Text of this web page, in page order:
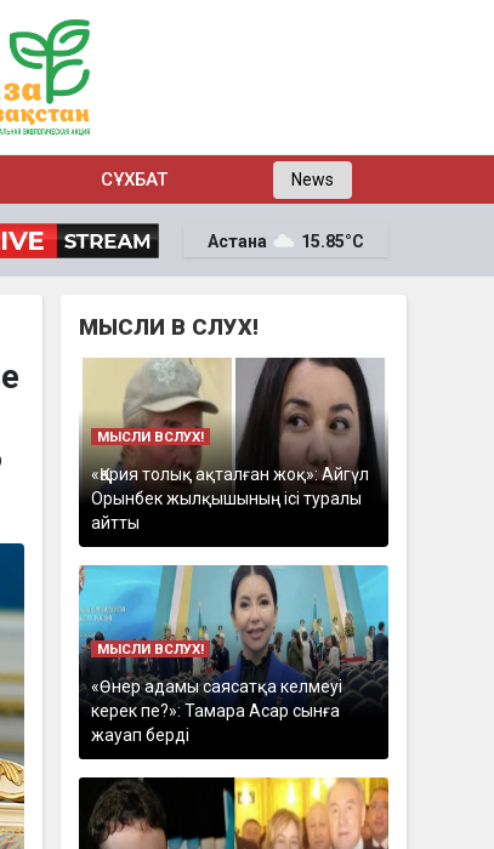
СҰХБАТ News
Астана 15.85°C
МЫСЛИ В СЛУХ!
МЫСЛИ ВСЛУХ!
«Қария толық ақталған жоқ»: Айгүл
Орынбек жылқышының ісі туралы
айтты
МЫСЛИ ВСЛУХ!
«Өнер адамы саясатқа келмеуі
керек пе?»: Тамара Асар сынға
жауап берді